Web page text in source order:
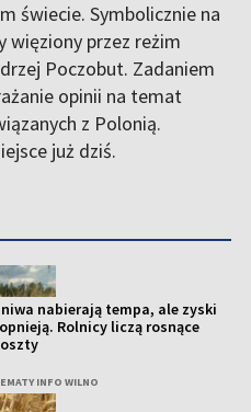
świecie. Symbolicznie na
więziony przez reżim
Poczobut. Zadaniem
opinii na temat
z Polonią.
już dziś.
nabierają tempa, ale zyski
Rolnicy liczą rosnące
INFO WILNO